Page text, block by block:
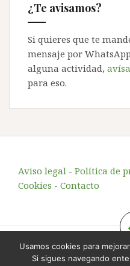
¿Te avisamos?
Si quieres que te
mensaje por
alguna actividad,
para eso.
Aviso legal - Política de
Cookies - Contacto
Echando Raíces,
Usamos cookies para
Si sigues navegando